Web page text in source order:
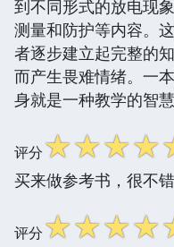
到不同形式的放电现
测量和防护等内容。
者逐步建立起完整的
而产生畏难情绪。一
身就是一种教学的智慧
评分☆☆☆☆
买来做参考书，很不错
评分☆☆☆☆